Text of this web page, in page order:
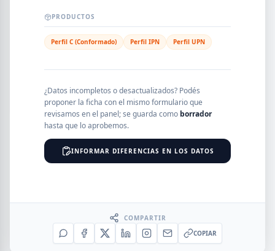
SEGMENTO
PROVINCIA
PRODUCTOS
Perfil C (Conformado) Perfil IPN Perfil UPN
¿Datos incompletos o desactualizados? Podés
proponer la ficha con el mismo formulario que
revisamos en el panel; se guarda como borrador
hasta que lo aprobemos.
INFORMAR DIFERENCIAS EN LOS DATOS
COMPARTIR
COPIAR